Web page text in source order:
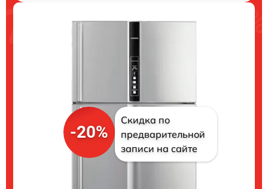
-20%
Скидка по
предварительной
записи на сайте